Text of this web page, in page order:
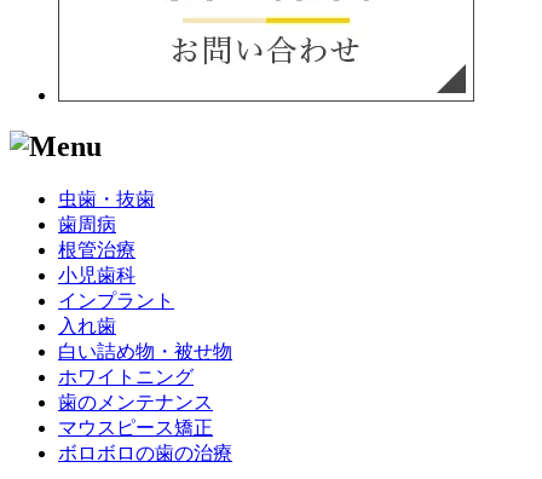
虫歯・抜歯
歯周病
根管治療
小児歯科
インプラント
入れ歯
白い詰め物・被せ物
ホワイトニング
歯のメンテナンス
マウスピース矯正
ボロボロの歯の治療